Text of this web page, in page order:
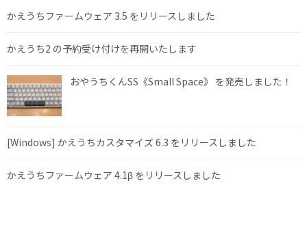
かえうちファームウェア 3.5 をリリースしました
かえうち2 の予約受け付けを再開いたします
おやうちくんSS《Small Space》 を発売しました！
[Windows] かえうちカスタマイズ 6.3 をリリースしました
かえうちファームウェア 4.1β をリリースしました